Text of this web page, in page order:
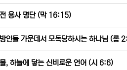
용사 명단 (막 16:15)
인들 가운데서 모독당하시는 하나님 (롬
, 하늘에 닿는 신비로운 언어 (시 6:6)